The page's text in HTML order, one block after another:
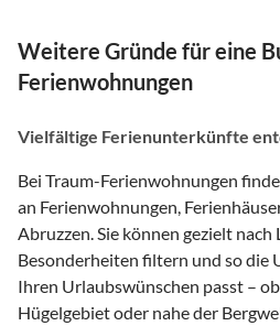
Weitere Gründe für eine
Ferienwohnungen
Vielfältige Ferienunterkünfte
Bei Traum-Ferienwohnungen
an Ferienwohnungen,
Abruzzen. Sie können gezielt
Besonderheiten filtern und so die
Ihren Urlaubswünschen passt –
Hügelgebiet oder nahe der